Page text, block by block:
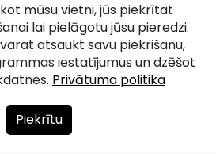
Par mums
mūsu vietni, jūs piekrītat
lai pielāgotu jūsu pieredzi.
atsaukt savu piekrišanu,
iestatījumus un dzēšot
Privātuma politika
Piekrītu